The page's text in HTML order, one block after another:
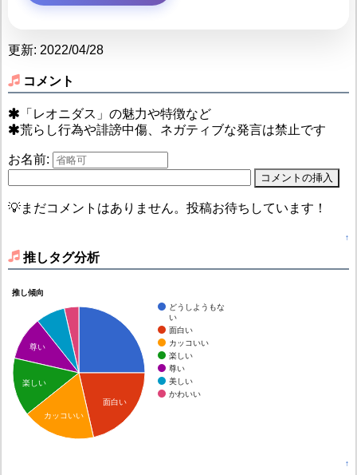
更新: 2022/04/28
コメント
「レオニダス」の魅力や特徴など
荒らし行為や誹謗中傷、ネガティブな発言は禁止です
お名前:
💡まだコメントはありません。投稿お待ちしています！
↑
推しタグ分析
推し傾向
どうしようもな
い
面白い
カッコいい
楽しい
尊い
美しい
かわいい
面白い
尊い
楽しい
カッコいい
↑